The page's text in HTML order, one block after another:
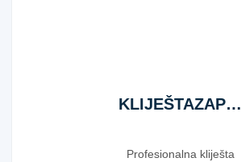
KLIJEŠTAZAPRITISKANJE80MM
Profesionalna kliješta